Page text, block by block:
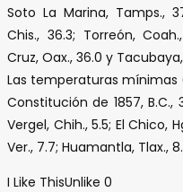
Soto La Marina, Tamps.,
Chis., 36.3; Torreón,
Cruz, Oax., 36.0 y
Las temperaturas mínimas
Constitución de 1857, B.C.,
Vergel, Chih., 5.5; El Chico,
Ver., 7.7; Huamantla, Tlax.,
I Like ThisUnlike 0